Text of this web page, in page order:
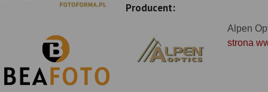
Producent:
Alpen
strona